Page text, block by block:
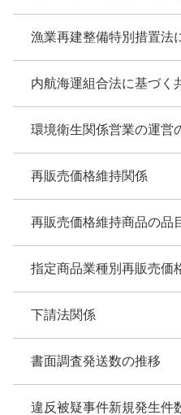
漁業再建整備特別措置法
内航海運組合法に基づく
環境衛生関係営業の運営
再販売価格維持関係
再販売価格維持商品の品
指定商品業種別再販売価
下請法関係
書面調査発送数の推移
違反被疑事件新規発生件